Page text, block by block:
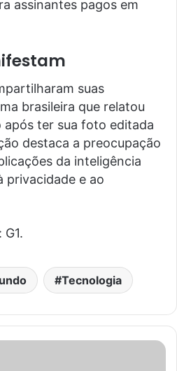
assinantes pagos em
suas
brasileira que relatou
após ter sua foto editada
destaca a preocupação
da inteligência
privacidade e ao
Tecnologia